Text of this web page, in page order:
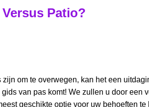
Patio?
om te overwegen, kan het een
van pas komt! We zullen u door een
geschikte optie voor uw behoeften te